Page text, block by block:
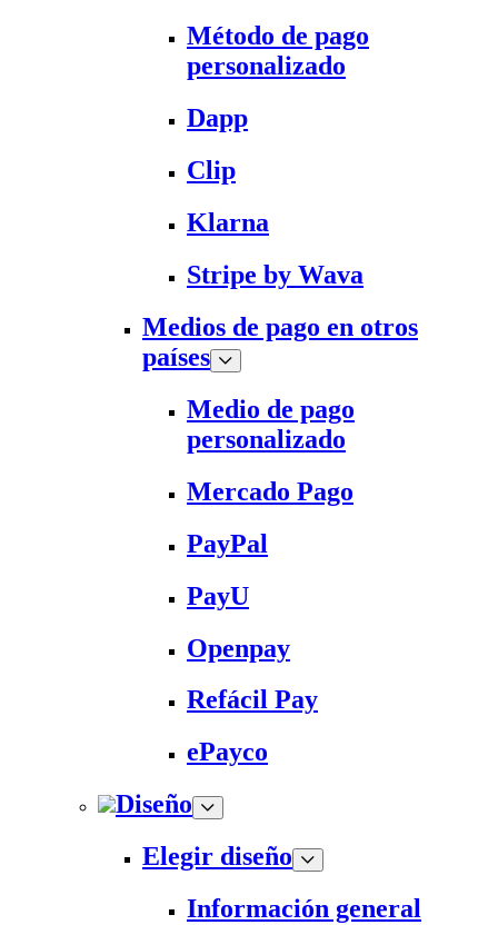
Método de pago
personalizado
Dapp
Clip
Klarna
Stripe by Wava
Medios de pago en otros
países
Medio de pago
personalizado
Mercado Pago
PayPal
PayU
Openpay
Refácil Pay
ePayco
Diseño
Elegir diseño
Información general